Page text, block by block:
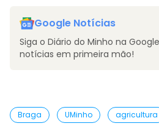
Google Notícias
Siga o Diário do Minho na
notícias em primeira mão!
Braga UMinho agricultura